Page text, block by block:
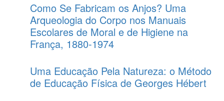
Como Se Fabricam os Anjos? Uma
Arqueologia do Corpo nos Manuais
Escolares de Moral e de Higiene na
França, 1880-1974
Uma Educação Pela Natureza: o Método
de Educação Física de Georges Hébert